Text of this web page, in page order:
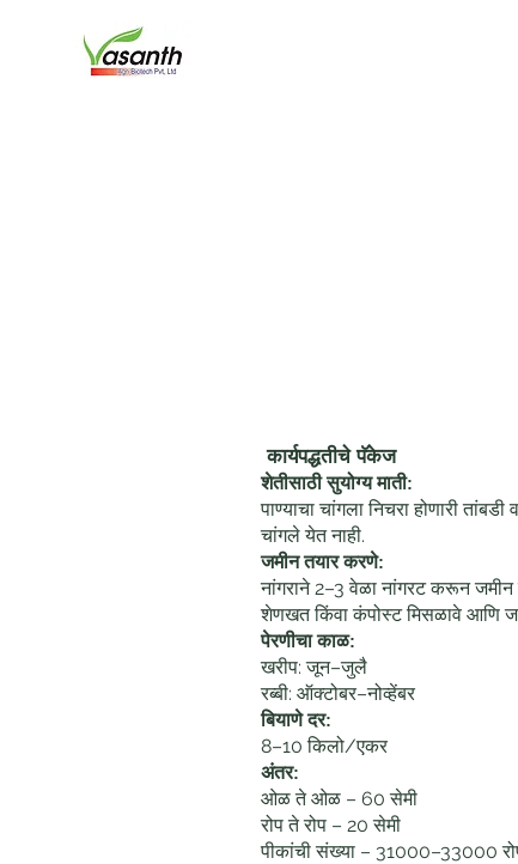
कार्यपद्धतीचे पॅकेज
शेतीसाठी सुयोग्य माती:
पाण्याचा चांगला निचरा होणारी
चांगले येत नाही.
जमीन तयार करणे:
नांगराने 2–3 वेळा नांगरट करून
शेणखत किंवा कंपोस्ट मिसळावे आणि
पेरणीचा काळ:
खरीप: जून–जुलै
रब्बी: ऑक्टोबर–नोव्हेंबर
बियाणे दर:
8–10 किलो/एकर
अंतर:
ओळ ते ओळ – 60 सेमी
रोप ते रोप – 20 सेमी
पीकांची संख्या – 31000–33000